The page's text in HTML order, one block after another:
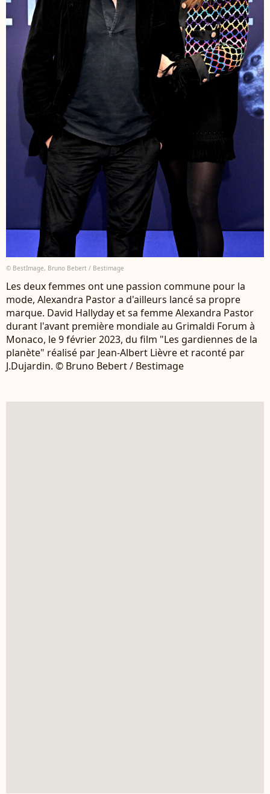
© BestImage, Bruno Bebert / Bestimage
Les deux femmes ont une passion commune pour la
mode, Alexandra Pastor a d'ailleurs lancé sa propre
marque. David Hallyday et sa femme Alexandra Pastor
durant l'avant première mondiale au Grimaldi Forum à
Monaco, le 9 février 2023, du film "Les gardiennes de la
planète" réalisé par Jean-Albert Lièvre et raconté par
J.Dujardin. © Bruno Bebert / Bestimage